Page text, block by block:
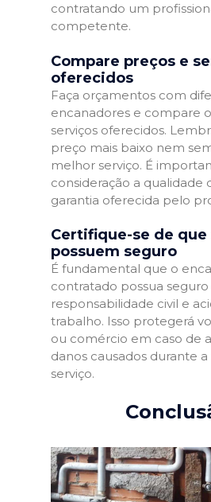
contratando um
competente.
Compare preços e
oferecidos
Faça orçamentos com
encanadores e compare
serviços oferecidos.
preço mais baixo nem
melhor serviço. É
consideração a qualidade
garantia oferecida pelo
Certifique-se de que
possuem seguro
É fundamental que o
contratado possua seguro
responsabilidade civil e
trabalho. Isso protegerá
ou comércio em caso de
danos causados durante
serviço.